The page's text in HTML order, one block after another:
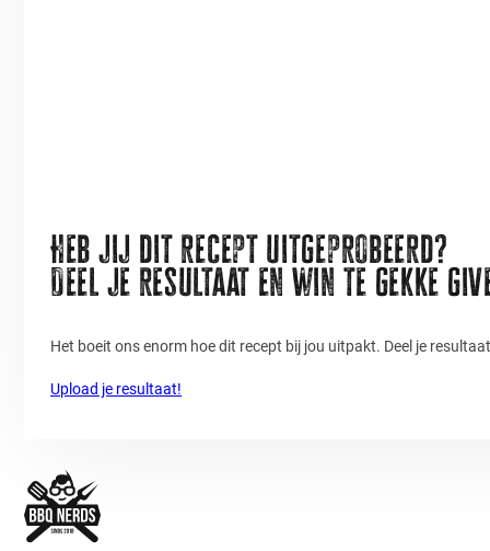
Heb jij dit recept uitgeprobeerd?
Deel je resultaat en win te gekke
Het boeit ons enorm hoe dit recept bij jou uitpakt. Deel je
Upload je resultaat!